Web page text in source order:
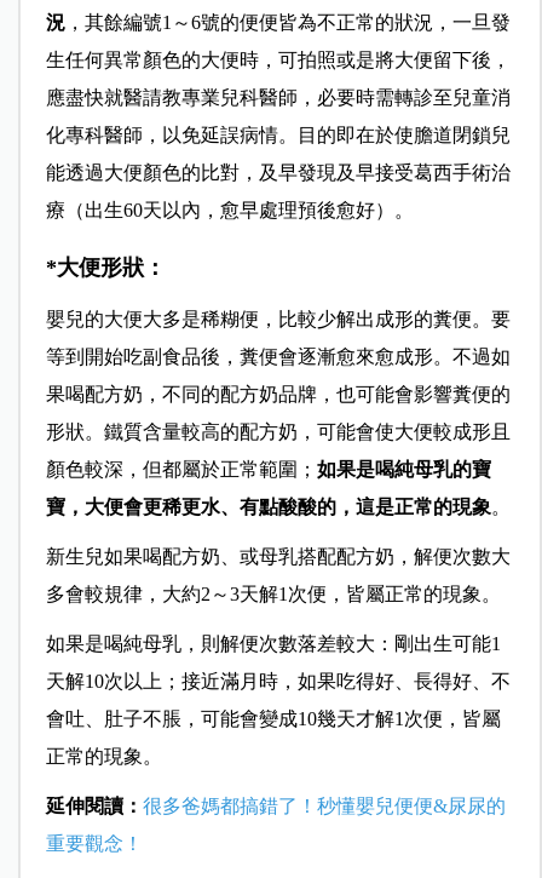
況，其餘編號1～6號的便便皆為不正常的狀況，一旦發
生任何異常顏色的大便時，可拍照或是將大便留下後，
應盡快就醫請教專業兒科醫師，必要時需轉診至兒童消
化專科醫師，以免延誤病情。目的即在於使膽道閉鎖兒
能透過大便顏色的比對，及早發現及早接受葛西手術治
療（出生60天以內，愈早處理預後愈好）。
*大便形狀：
嬰兒的大便大多是稀糊便，比較少解出成形的糞便。要
等到開始吃副食品後，糞便會逐漸愈來愈成形。不過如
果喝配方奶，不同的配方奶品牌，也可能會影響糞便的
形狀。鐵質含量較高的配方奶，可能會使大便較成形且
顏色較深，但都屬於正常範圍； 如果是喝純母乳的寶
寶，大便會更稀更水、有點酸酸的，這是正常的現象。
新生兒如果喝配方奶、或母乳搭配配方奶，解便次數大
多會較規律，大約2～3天解1次便，皆屬正常的現象。
如果是喝純母乳，則解便次數落差較大：剛出生可能1
天解10次以上；接近滿月時，如果吃得好、長得好、不
會吐、肚子不脹，可能會變成10幾天才解1次便，皆屬
正常的現象。
延伸閱讀： 很多爸媽都搞錯了！秒懂嬰兒便便&尿尿的
重要觀念！